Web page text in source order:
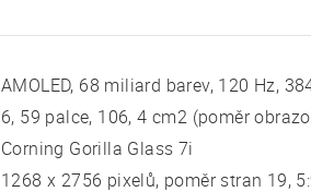
AMOLED, 68 miliard barev, 120 Hz,
6, 59 palce, 106, 4 cm2 (poměr
Corning Gorilla Glass 7i
1268 x 2756 pixelů, poměr stran 19,